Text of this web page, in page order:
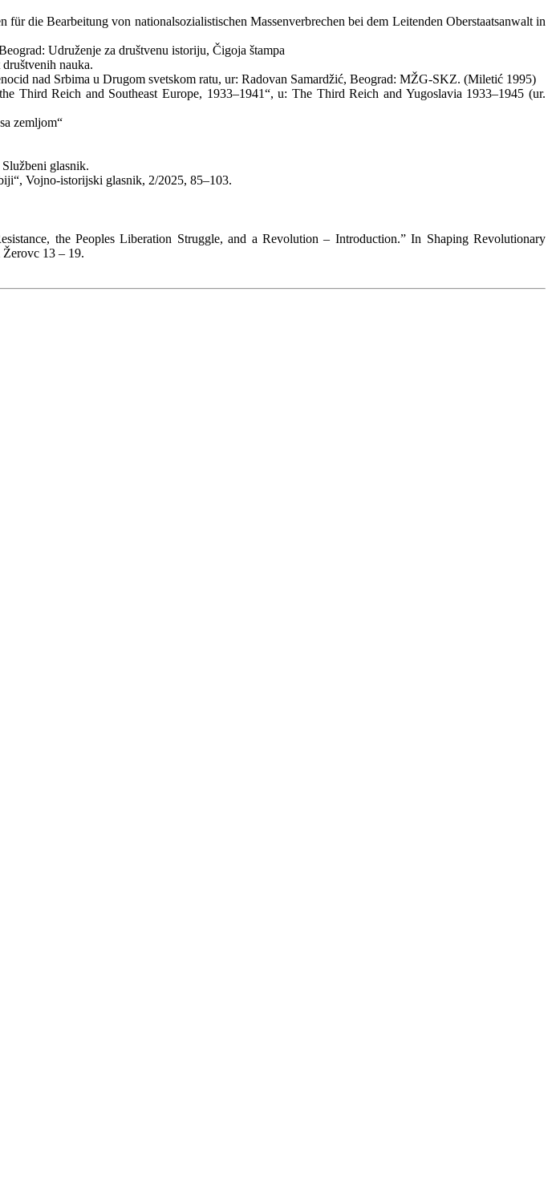
die Bearbeitung von nationalsozialistischen Massenverbrechen bei dem Leitenden Oberstaatsanwalt in
Udruženje za društvenu istoriju, Čigoja štampa
nauka.
nad Srbima u Drugom svetskom ratu, ur: Radovan Samardžić, Beograd: MŽG-SKZ. (Miletić 1995)
Third Reich and Southeast Europe, 1933–1941“, u: The Third Reich and Yugoslavia 1933–1945 (ur.
zemljom“
glasnik.
Vojno-istorijski glasnik, 2/2025, 85–103.
the Peoples Liberation Struggle, and a Revolution – Introduction.ˮ In Shaping Revolutionary
13 – 19.